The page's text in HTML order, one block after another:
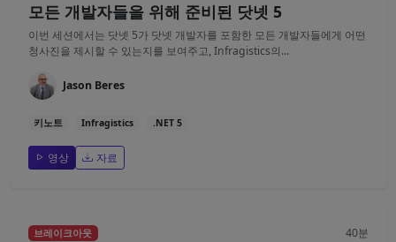
모든 개발자들을 위해 준비된 닷넷 5
이번 세션에서는 닷넷 5가 닷넷 개발자를 포함한 모든 개발자들에게 어떤
청사진을 제시할 수 있는지를 보여주고, Infragistics의...
Jason Beres
키노트 Infragistics .NET 5
영상 자료
브레이크아웃 40분